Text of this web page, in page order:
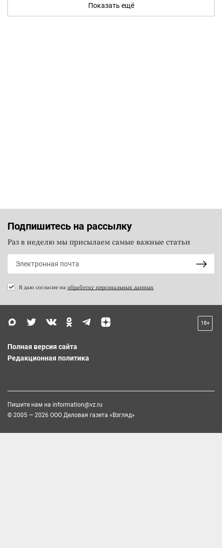
Показать ещё
Подпишитесь на рассылку
Раз в неделю мы присылаем самые важные статьи
Я даю согласие на обработку персональных данных
18+
Полная версия сайта
Редакционная политика
Пишите нам на information@vz.ru
© 2005 — 2026 ООО Деловая газета «Взгляд»